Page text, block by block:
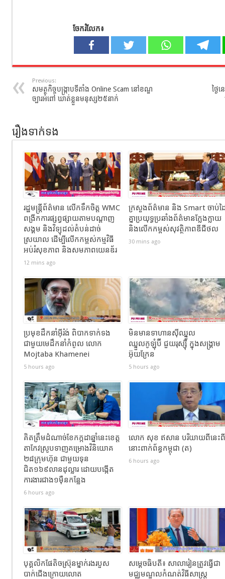
ចែករំលែក៖
Previous:
សមត្ថកិច្ចបង្ក្រាបទីតាំង Online Scam នៅខណ្ឌ
ច្បារអំពៅ ឃាត់ខ្លួនមនុស្ស២៥នាក់
ថ្ងៃ
រឿងទាក់ទង
រដ្ឋមន្ត្រីព័ត៌មាន លើកទឹកចិត្ត WMC
ពង្រីកការផ្សព្វផ្សាយតាមបណ្តាញ
សង្គម និងវិទ្យុដល់តំបន់ដាច់
ស្រយាល ដើម្បីលើកកម្ពស់កម្មវិធី
អប់រំសុខភាព និងសមភាពយេនឌ័រ
12 mins ago
ក្រសួងព័ត៌មាន និង Smart ចាប់ដ
គ្នាប្រយុទ្ធប្រឆាំងព័ត៌មានក្លែងក្លាយ
និងលើកកម្ពស់សុវត្ថិភាពឌីជីថល
30 mins ago
ប្រមុខដឹកនាំអ៊ីរ៉ង់ ពិបាកទាក់ទង
ជាមួយមេដឹកនាំកំពូល លោក
Mojtaba Khamenei
5 hours ago
មិនមានទាហានស៊ីឈ្នួល
ឈ្នួលកូឡុំប៊ី ជួយរុស្ស៊ី ក្នុងសង្រ្គាម
អ៊ុយក្រែន
5 hours ago
គិតត្រឹមដំណាច់ខែកក្កដាឆ្នាំនេះខេត្ត
តាកែវស្រូបទាញគម្រោងវិនិយោគ
២៨ក្រុមហ៊ុន ជាមួយទុន
ជិត១៦៩លានដុល្លារ ដោយបង្កើត
ការងារជាង១ម៉ឺនកន្លែង
6 hours ago
លោក សុខ ឥសាន បរិយាយពីនេះពី
នោះពាក់ព័ន្ធកម្ពុជា (ត)
6 hours ago
បុគ្គលិកផែតិចស្រ៊ុនម្នាក់រងរបួស
បាក់ជេីងក្រោយលោត
សម្ដេចធិបតី៖ សាលារៀនត្រូវធ្វើជា
មជ្ឈមណ្ឌលកំណត់វិធីសាស្ត្រ